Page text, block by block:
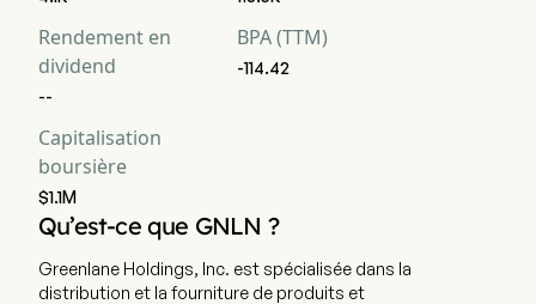
Rendement en
dividend
--
BPA (TTM)
-114.42
Capitalisation
boursière
$1.1M
Qu’est-ce que GNLN ?
Greenlane Holdings, Inc. est spécialisée dans la
distribution et la fourniture de produits et